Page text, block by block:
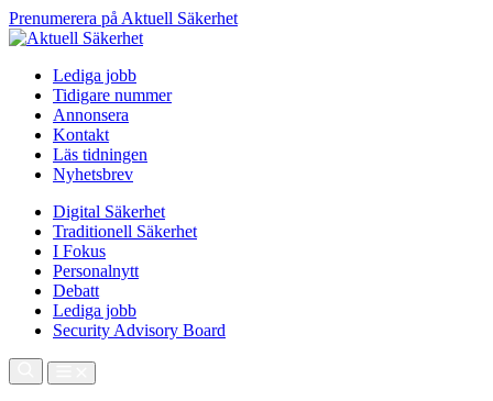
Prenumerera på Aktuell Säkerhet
Lediga jobb
Tidigare nummer
Annonsera
Kontakt
Läs tidningen
Nyhetsbrev
Digital Säkerhet
Traditionell Säkerhet
I Fokus
Personalnytt
Debatt
Lediga jobb
Security Advisory Board